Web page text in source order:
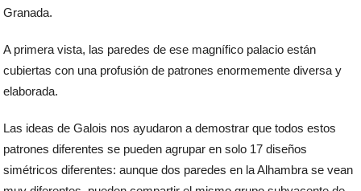
Granada.
A primera vista, las paredes de ese magnífico palacio están
cubiertas con una profusión de patrones enormemente diversa y
elaborada.
Las ideas de Galois nos ayudaron a demostrar que todos estos
patrones diferentes se pueden agrupar en solo 17 diseños
simétricos diferentes: aunque dos paredes en la Alhambra se vean